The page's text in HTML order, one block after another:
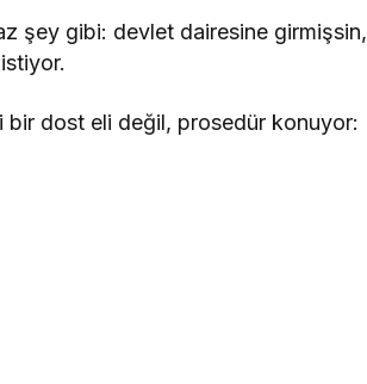
şey gibi: devlet dairesine girmişsin,
bir dost eli değil, prosedür konuyor: